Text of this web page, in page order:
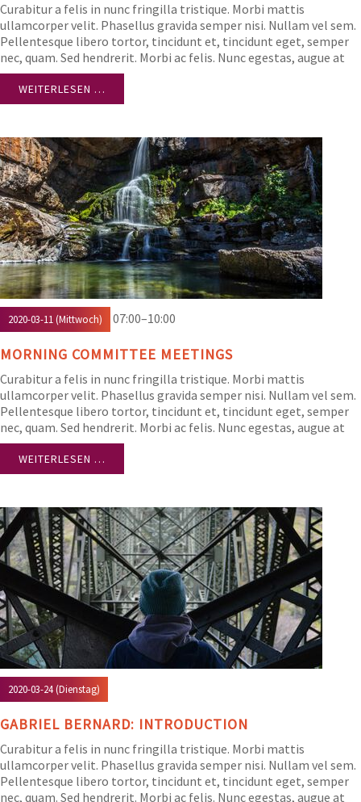
Curabitur a felis in nunc fringilla tristique. Morbi mattis
ullamcorper velit. Phasellus gravida semper nisi. Nullam vel sem.
Pellentesque libero tortor, tincidunt et, tincidunt eget, semper
nec, quam. Sed hendrerit. Morbi ac felis. Nunc egestas, augue at
pellentesque laoreet.
WEITERLESEN …
2020-03-11(Mittwoch) 07:00–10:00
MORNING COMMITTEE MEETINGS
Curabitur a felis in nunc fringilla tristique. Morbi mattis
ullamcorper velit. Phasellus gravida semper nisi. Nullam vel sem.
Pellentesque libero tortor, tincidunt et, tincidunt eget, semper
nec, quam. Sed hendrerit. Morbi ac felis. Nunc egestas, augue at
pellentesque laoreet.
WEITERLESEN …
2020-03-24(Dienstag)
GABRIEL BERNARD: INTRODUCTION
Curabitur a felis in nunc fringilla tristique. Morbi mattis
ullamcorper velit. Phasellus gravida semper nisi. Nullam vel sem.
Pellentesque libero tortor, tincidunt et, tincidunt eget, semper
nec, quam. Sed hendrerit. Morbi ac felis. Nunc egestas, augue at